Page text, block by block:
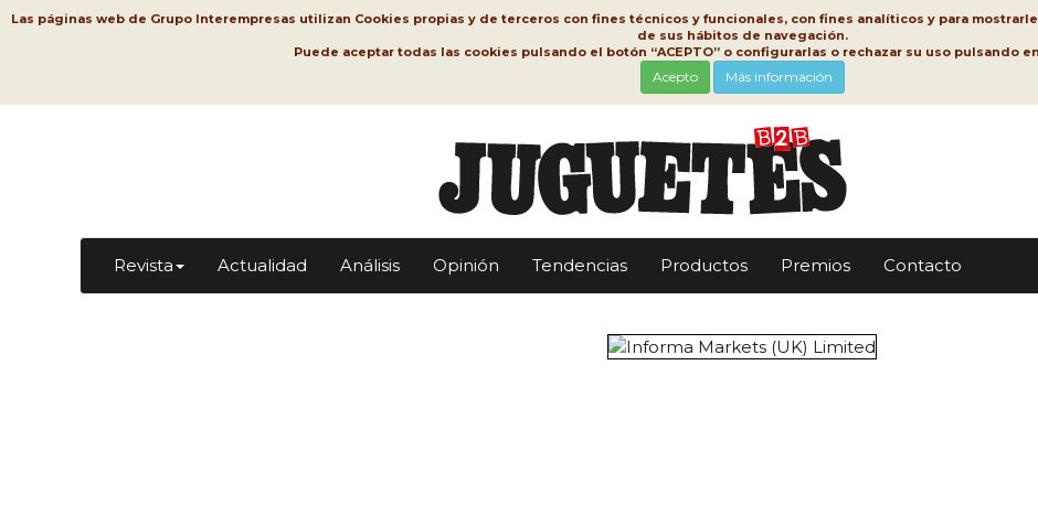
Las páginas web de Grupo Interempresas utilizan Cookies propias y de terceros con fines técnicos y funcionales, con fines analíticos y para
de sus hábitos de navegación.
Puede aceptar todas las cookies pulsando el botón “ACEPTO” o configurarlas o rechazar su uso pulsando en
Acepto Más información
Revista Actualidad Análisis Opinión Tendencias Productos Premios Contacto